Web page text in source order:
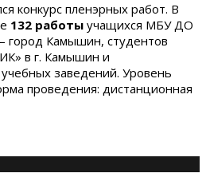
конкурс пленэрных работ. В
132 работы учащихся МБУ ДО
город Камышин, студентов
в г. Камышин и
заведений. Уровень
проведения: дистанционная